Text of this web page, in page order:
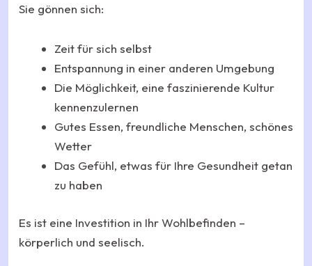
Sie gönnen sich:
Zeit für sich selbst
Entspannung in einer anderen Umgebung
Die Möglichkeit, eine faszinierende Kultur
kennenzulernen
Gutes Essen, freundliche Menschen, schönes
Wetter
Das Gefühl, etwas für Ihre Gesundheit getan
zu haben
Es ist eine Investition in Ihr Wohlbefinden –
körperlich und seelisch.